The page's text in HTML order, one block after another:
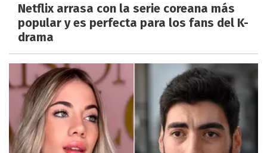
Netflix arrasa con la serie coreana más
popular y es perfecta para los fans del K-
drama